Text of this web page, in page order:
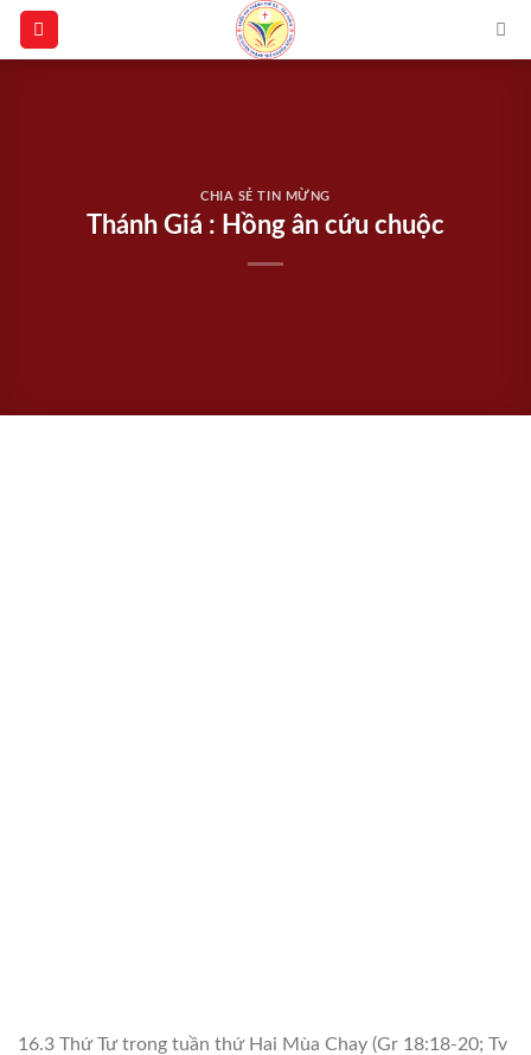
Skip
CHIA SẺ TIN MỪNG
Thánh Giá : Hồng ân cứu chuộc
16.3 Thứ Tư trong tuần thứ Hai Mùa Chay (Gr 18:18-20; Tv